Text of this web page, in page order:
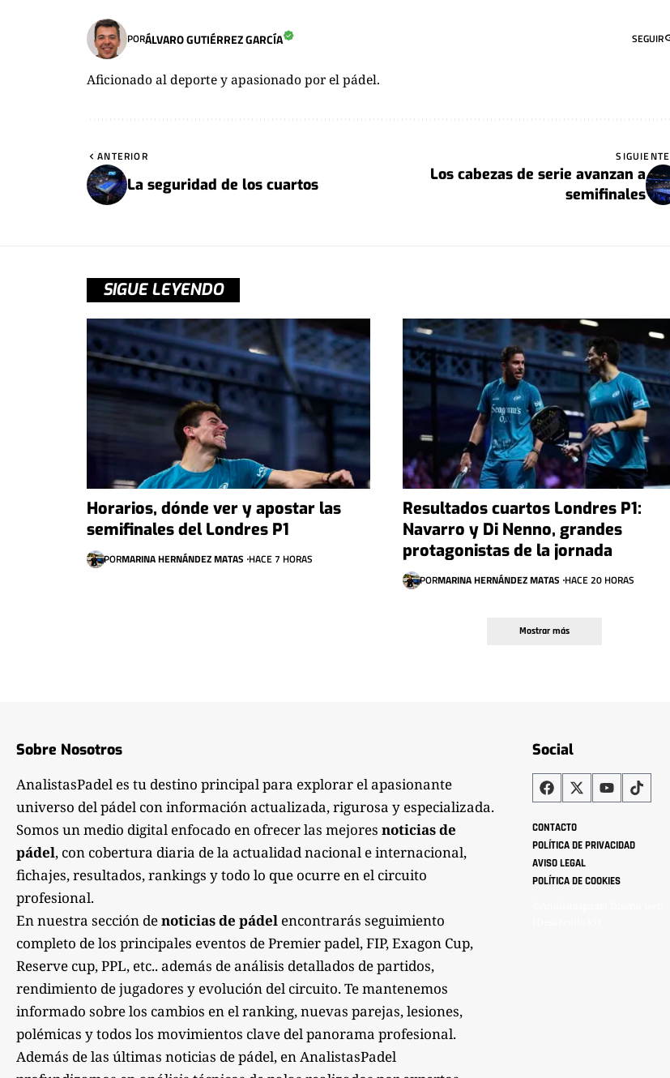
PORÁLVARO GUTIÉRREZ GARCÍA SEGUIR
Aficionado al deporte y apasionado por el pádel.
ANTERIOR
La seguridad de los cuartos
SIGUIENTE
Los cabezas de serie avanzan a
semifinales
SIGUE LEYENDO
Horarios, dónde ver y apostar las
semifinales del Londres P1
PORMARINA HERNÁNDEZ MATAS HACE 7 HORAS
Resultados cuartos Londres P1:
Navarro y Di Nenno, grandes
protagonistas de la jornada
PORMARINA HERNÁNDEZ MATAS HACE 20 HORAS
Mostrar más
Sobre Nosotros
AnalistasPadel es tu destino principal para explorar el apasionante
universo del pádel con información actualizada, rigurosa y especializada.
Somos un medio digital enfocado en ofrecer las mejores noticias de
pádel, con cobertura diaria de la actualidad nacional e internacional,
fichajes, resultados, rankings y todo lo que ocurre en el circuito
profesional.
En nuestra sección denoticias de pádel encontrarás seguimiento
completo de los principales eventos de Premier padel, FIP, Exagon Cup,
Reserve cup, PPL, etc.. además de análisis detallados de partidos,
rendimiento de jugadores y evolución del circuito. Te mantenemos
informado sobre los cambios en el ranking, nuevas parejas, lesiones,
polémicas y todos los movimientos clave del panorama profesional.
Además de las últimas noticias de pádel, en AnalistasPadel
Social
CONTACTO
POLÍTICA DE PRIVACIDAD
AVISO LEGAL
POLÍTICA DE COOKIES